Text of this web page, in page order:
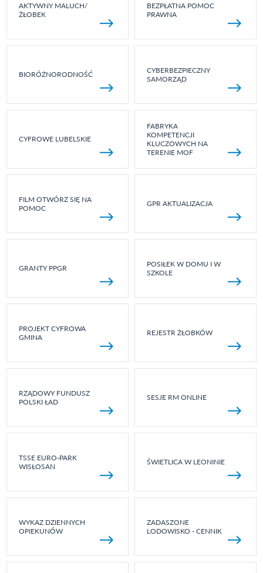
AKTYWNY MALUCH/
ŻŁOBEK
BEZPŁATNA POMOC
PRAWNA
BIORÓŻNORODNOŚĆ
CYBERBEZPIECZNY
SAMORZĄD
CYFROWE LUBELSKIE
FABRYKA
KOMPETENCJI
KLUCZOWYCH NA
TERENIE MOF
FILM OTWÓRZ SIĘ NA
POMOC
GPR AKTUALIZACJA
GRANTY PPGR
POSIŁEK W DOMU I W
SZKOLE
PROJEKT CYFROWA
GMINA
REJESTR ŻŁOBKÓW
RZĄDOWY FUNDUSZ
POLSKI ŁAD
SESJE RM ONLINE
TSSE EURO-PARK
WISŁOSAN
ŚWIETLICA W LEONINIE
WYKAZ DZIENNYCH
OPIEKUNÓW
ZADASZONE
LODOWISKO - CENNIK